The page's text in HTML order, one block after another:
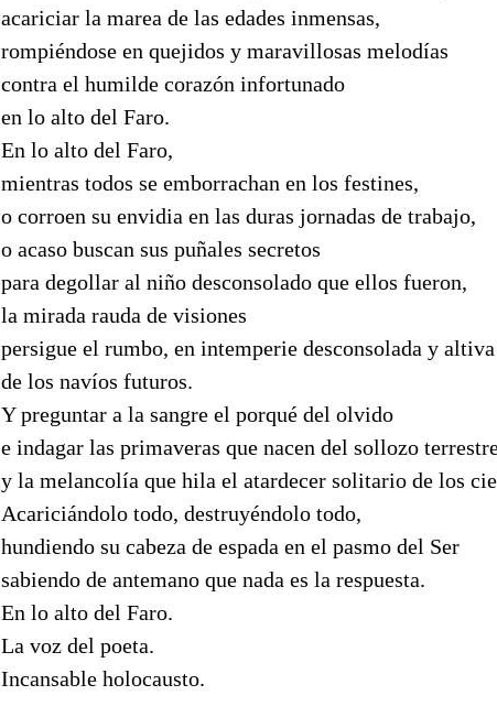
acariciar la marea de las edades inmensas,
rompiéndose en quejidos y maravillosas melodías
contra el humilde corazón infortunado
en lo alto del Faro.
En lo alto del Faro,
mientras todos se emborrachan en los festines,
o corroen su envidia en las duras jornadas de trabajo,
o acaso buscan sus puñales secretos
para degollar al niño desconsolado que ellos fueron,
la mirada rauda de visiones
persigue el rumbo, en intemperie desconsolada y altiva
de los navíos futuros.
Y preguntar a la sangre el porqué del olvido
e indagar las primaveras que nacen del sollozo
y la melancolía que hila el atardecer solitario de los
Acariciándolo todo, destruyéndolo todo,
hundiendo su cabeza de espada en el pasmo del Ser
sabiendo de antemano que nada es la respuesta.
En lo alto del Faro.
La voz del poeta.
Incansable holocausto.